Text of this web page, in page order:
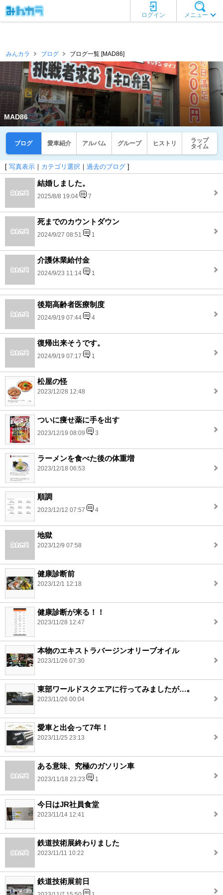
メニュー
ログイン
みんカラ ブログ ブログ一覧 [MAD86]
MAD86
ブログ 愛車紹介 アルバム グループ ヒストリ
ラップ
タイム
[ 写真表示 ｜ カテゴリ選択 ｜ 過去のブログ ]
結婚しました。
2025/8/8 19:04 7
死までのカウントダウン
2024/9/27 08:51 1
介護休業給付金
2024/9/23 11:14 1
後期高齢者医療制度
2024/9/19 07:44 4
復帰出来そうです。
2024/9/19 07:17 1
松屋の怪
2023/12/28 12:48
ついに痩せ薬に手を出す
2023/12/19 08:09 3
ラーメンを食べた後の体重増
2023/12/18 06:53
順調
2023/12/12 07:57 4
地獄
2023/12/9 07:58
健康診断前
2023/12/1 12:18
健康診断が来る！！
2023/11/28 12:47
本物のエキストラバージンオリーブオイル
2023/11/26 07:30
東部ワールドスクエアに行ってみましたが…｡
2023/11/26 00:04
愛車と出会って7年！
2023/11/25 23:13
ある意味、究極のガソリン車
2023/11/18 23:23 1
今日はJR社員食堂
2023/11/14 12:41
鉄道技術展終わりました
2023/11/11 10:22
鉄道技術展前日